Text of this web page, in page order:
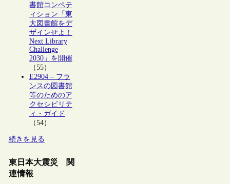
書館コンペテ
ィション「東
大図書館をデ
ザインせよ！
Next Library
Challenge
2030」を開催
（55）
E2904 – フラ
ンスの図書館
等のためのア
クセシビリテ
ィ・ガイド
（54）
続きを見る
東日本大震災 関
連情報